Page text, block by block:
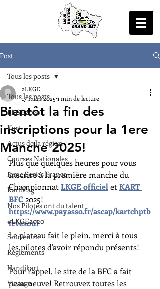
Post
Tous les posts
LKGE2020
Kart
Actus de la région
Courses Nationales
Iame Series France
KartMag
Nos Pilotes ont du talent
#LKGE2020
Souvenirs
Règlements
Handikart
Vintage
Tous les posts
Bientôt la fin des
inscriptions pour la 1ere
Manche 2025!
aLKGE
17 mars 2025 1 min de lecture
Plus que quelques heures pour vous
inscrire à la première manche du
Championnat LKGE officiel et KART
BFC 2025!
https://www.payasso.fr/ascap/kartchptb
fcvesoul
Le plateau fait le plein, merci à tous
les pilotes d'avoir répondu présents!
Pour rappel, le site de la BFC a fait
peau neuve! Retrouvez toutes les